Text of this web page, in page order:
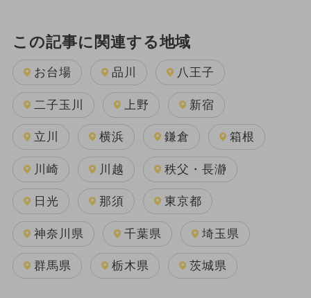
この記事に関連する地域
お台場 品川 八王子
二子玉川 上野 新宿
立川 横浜 鎌倉 箱根
川崎 川越 秩父・長瀞
日光 那須 東京都
神奈川県 千葉県 埼玉県
群馬県 栃木県 茨城県